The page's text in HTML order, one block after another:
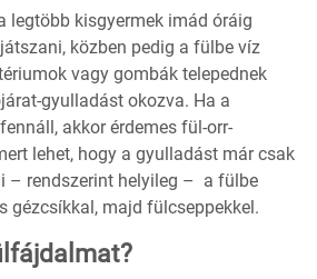
legtöbb kisgyermek imád óráig
közben pedig a fülbe víz
vagy gombák telepednek
gyulladást okozva. Ha a
akkor érdemes fül-orr-
lehet, hogy a gyulladást már csak
– rendszerint helyileg – a fülbe
gézcsíkkal, majd fülcseppekkel.